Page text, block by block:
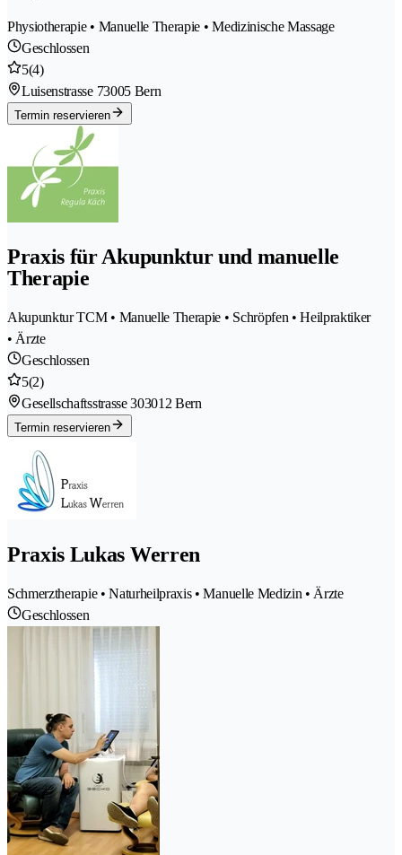
Physiotherapie • Manuelle Therapie • Medizinische Massage
Geschlossen
5(4)
Luisenstrasse 73005 Bern
Termin reservieren
Praxis für Akupunktur und manuelle
Therapie
Akupunktur TCM • Manuelle Therapie • Schröpfen • Heilpraktiker
• Ärzte
Geschlossen
5(2)
Gesellschaftsstrasse 303012 Bern
Termin reservieren
Praxis Lukas Werren
Schmerztherapie • Naturheilpraxis • Manuelle Medizin • Ärzte
Geschlossen